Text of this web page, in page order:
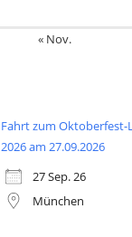
« Nov.
Fahrt zum Oktoberfest-
2026 am 27.09.2026
27 Sep. 26
München